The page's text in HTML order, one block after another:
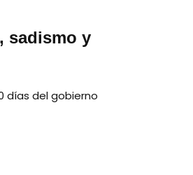
sadismo y
días del gobierno